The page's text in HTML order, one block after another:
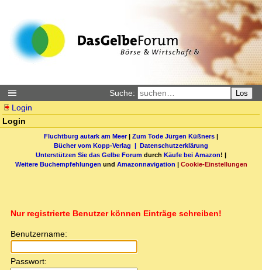
Suche: Los
Login
Login
Fluchtburg autark am Meer| Zum Tode Jürgen Küßners |
Bücher vom Kopp-Verlag | Datenschutzerklärung
Unterstützen Sie das Gelbe Forum durch Käufe bei Amazon! |
Weitere Buchempfehlungen und Amazonnavigation | Cookie-Einstellungen
Nur registrierte Benutzer können Einträge schreiben!
Benutzername:
Passwort: